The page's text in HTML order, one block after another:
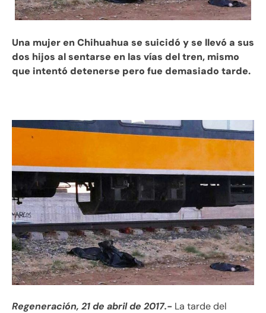
Una mujer en Chihuahua se suicidó y se llevó a sus
dos hijos al sentarse en las vías del tren, mismo
que intentó detenerse pero fue demasiado tarde.
Regeneración, 21 de abril de 2017.- La tarde del